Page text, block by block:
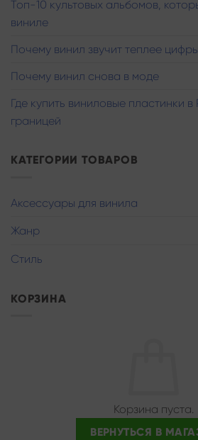
Топ-10 культовых альбомов,
виниле
Почему винил звучит теплее цифры
Почему винил снова в моде
Где купить виниловые пластинки в
границей
КАТЕГОРИИ ТОВАРОВ
Аксессуары для винила
Жанр
Стиль
КОРЗИНА
Корзина пуста.
ВЕРНУТЬСЯ В